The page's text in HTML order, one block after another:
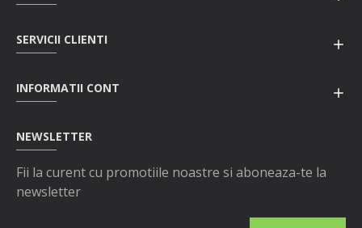
SERVICII CLIENTI
INFORMATII CONT
NEWSLETTER
Fii la curent cu promotiile noastre si aboneaza-te la
newsletter